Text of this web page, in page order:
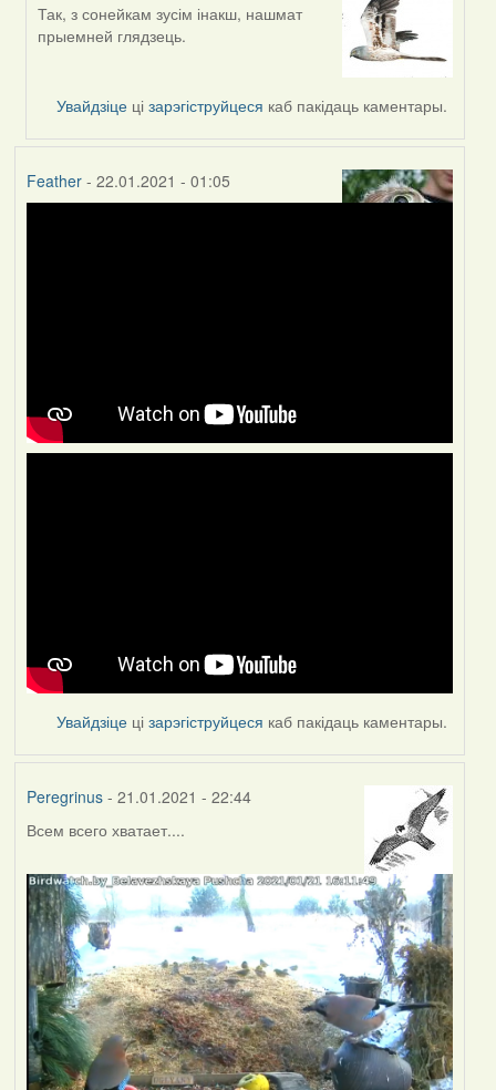
In
reply
Peregrinus
Так, з сонейкам зусім інакш, нашмат
прыемней глядзець.
Увайдзіце цізарэгіструйцеся каб пакідаць каментары.
Feather- 22.01.2021 - 01:05
Увайдзіце цізарэгіструйцеся каб пакідаць каментары.
Peregrinus- 21.01.2021 - 22:44
Всем всего хватает....